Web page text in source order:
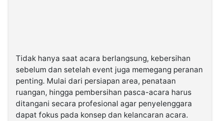
Tidak hanya saat acara berlangsung, kebersihan
sebelum dan setelah event juga memegang peranan
penting. Mulai dari persiapan area, penataan
ruangan, hingga pembersihan pasca-acara harus
ditangani secara profesional agar penyelenggara
dapat fokus pada konsep dan kelancaran acara.